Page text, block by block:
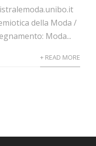
della Moda /
Moda...
+ READ MORE